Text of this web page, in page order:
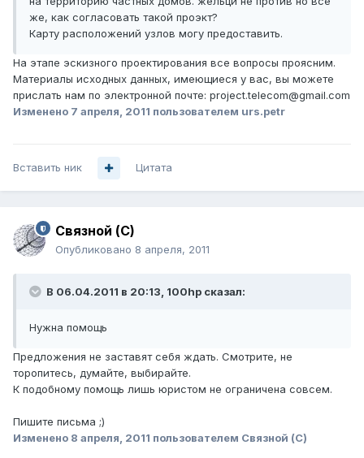
же, как согласовать такой проэкт?
Карту расположений узлов могу предоставить.
На этапе эскизного проектирования все вопросы проясним.
Материалы исходных данных, имеющиеся у вас, вы можете
прислать нам по электронной почте: project.telecom@gmail.com
Изменено 7 апреля, 2011 пользователем urs.petr
Вставить ник Цитата
Связной (С)
Опубликовано 8 апреля, 2011
В 06.04.2011 в 20:13, 100hp сказал:
Нужна помощь
Предложения не заставят себя ждать. Смотрите, не
торопитесь, думайте, выбирайте.
К подобному помощь лишь юристом не ограничена совсем.
Пишите письма ;)
Изменено 8 апреля, 2011 пользователем Связной (С)